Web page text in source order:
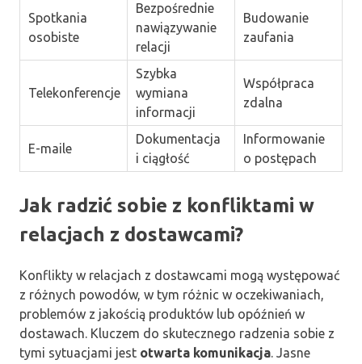
Spotkania
osobiste
Bezpośrednie
nawiązywanie
relacji
Budowanie
zaufania
Telekonferencje
Szybka
wymiana
informacji
Współpraca
zdalna
E-maile
Dokumentacja
i ciągłość
Informowanie
o postępach
Jak radzić sobie z konfliktami w
relacjach z dostawcami?
Konflikty w relacjach z dostawcami mogą występować
z różnych powodów, w tym różnic w oczekiwaniach,
problemów z jakością produktów lub opóźnień w
dostawach. Kluczem do skutecznego radzenia sobie z
tymi sytuacjami jest otwarta komunikacja. Jasne